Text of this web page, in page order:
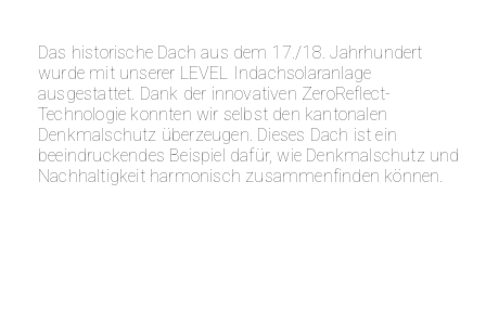
Das historische Dach aus dem 17./18. Jahrhundert
wurde mit unserer LEVEL Indachsolaranlage
ausgestattet. Dank der innovativen ZeroReflect-
Technologie konnten wir selbst den kantonalen
Denkmalschutz überzeugen. Dieses Dach ist ein
beeindruckendes Beispiel dafür, wie Denkmalschutz und
Nachhaltigkeit harmonisch zusammenfinden können.